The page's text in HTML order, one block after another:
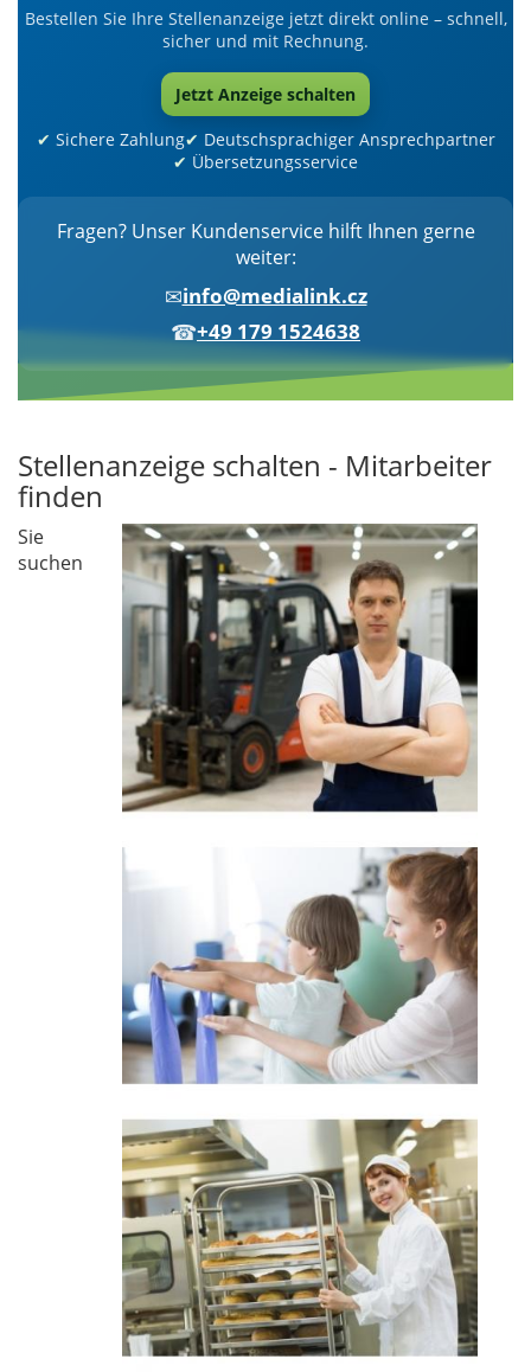
Bestellen Sie Ihre Stellenanzeige jetzt direkt online – schnell,
sicher und mit Rechnung.
Jetzt Anzeige schalten
Sichere Zahlung
Deutschsprachiger Ansprechpartner
Übersetzungsservice
Fragen? Unser Kundenservice hilft Ihnen gerne
weiter:
✉info@medialink.cz
☎+49 179 1524638
Stellenanzeige schalten - Mitarbeiter
finden
Sie
suchen